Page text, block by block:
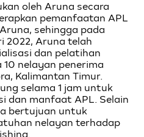
oleh Aruna secara
pemanfaatan APL
sehingga pada
2022, Aruna telah
dan pelatihan
nelayan penerima
Kalimantan Timur.
selama 1 jam untuk
dan manfaat APL. Selain
bertujuan untuk
nelayan terhadap